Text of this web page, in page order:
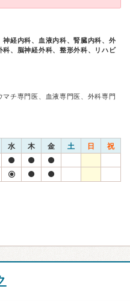
経内科、血液内科、腎臓内科、外
、脳神経外科、整形外科、リハビ
チ専門医、血液専門医、外科専門
水 木 金 土 日 祝